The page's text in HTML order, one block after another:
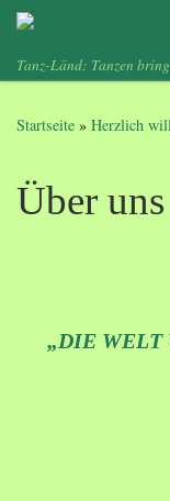
Zum Inhalt springen
Tanz-Länd: Tanzen
Startseite » Herzlich
Über uns
„DIE WELT